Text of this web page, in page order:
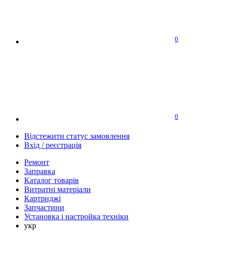
0
0
Відстежити статус замовлення
Вхід / реєстрація
Ремонт
Заправка
Каталог товарів
Витратні матеріали
Картриджі
Запчастини
Установка і настройка техніки
укр